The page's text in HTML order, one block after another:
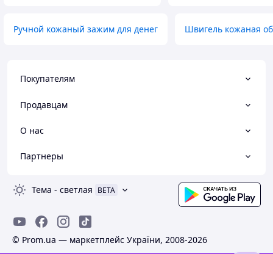
Ручной кожаный зажим для денег Швигель кожаная
Покупателям
Продавцам
О нас
Партнеры
Тема - светлая BETA
© Prom.ua — маркетплейс України, 2008-2026